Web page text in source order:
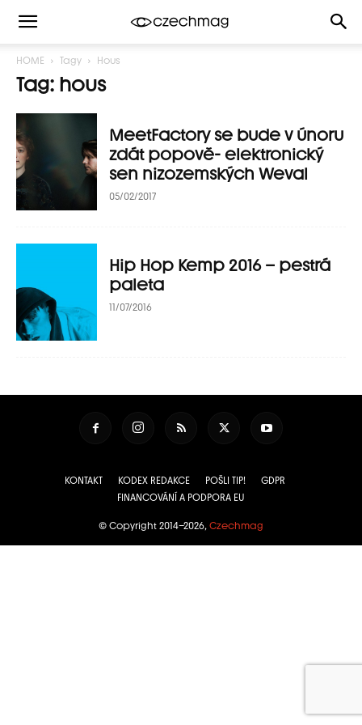
HOME Tagy Hous
Tag: hous
MeetFactory se bude v únoru
zdát popově- elektronický
sen nizozemských Weval
05/02/2017
Hip Hop Kemp 2016 – pestrá
paleta
11/07/2016
KONTAKT KODEX REDAKCE POŠLI TIP!
GDPR
FINANCOVÁNÍ A PODPORA EU
© Copyright 2014–2026, Czechmag